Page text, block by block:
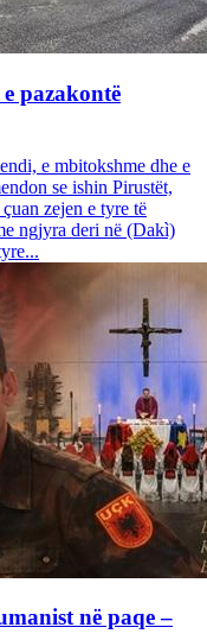
pazakontë
e mbitokshme dhe e
se ishin Pirustët,
zejen e tyre të
ngjyra deri në (Dakì)
në paqe –